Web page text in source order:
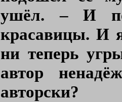
ушёл. – И
красавицы. И
ни теперь
автор
авторски?